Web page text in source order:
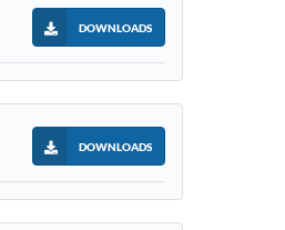
DOWNLOADS
DOWNLOADS